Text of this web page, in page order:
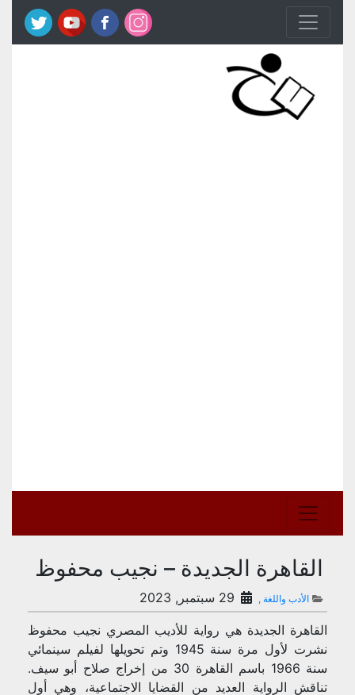
القاهرة الجديدة – نجيب محفوظ
الأدب واللغة ,
القاهرة الجديدة هي رواية للأديب المصري نجيب محفوظ
نشرت لأول مرة سنة 1945 وتم تحويلها لفيلم سينمائي
سنة 1966 باسم
القاهرة 30
من إخراج صلاح أبو سيف.
تناقش الرواية العديد من القضايا الاجتماعية، وهي أول